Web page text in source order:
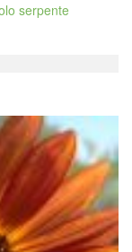
serpente